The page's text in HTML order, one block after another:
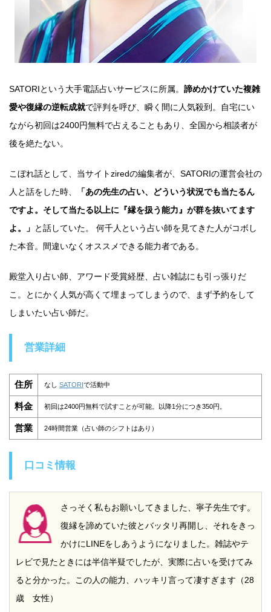
SATORIという大手電話占いサービスに所属。 諦めかけていた複雑
愛や復縁の逆転成就で評判を呼び、瞬く間に人気殺到。自宅にい
ながら初回は2400円無料で占えることもあり、全国から相談者が
後を絶たない。
こぼれ話として、当サイトziredの編集者が、SATORIの運営会社の
人と話をした時、
「あの先生の占い、どういう状況でも当たるん
ですよ。そして当たる以上に『縁を扱う能力』が群を抜いてます
よ。」 と話していた。 何千人という占い師を見てきた人がコボし
た本音。間違いなくオススメできる能力者である。
殿堂入り占い師、アワード受賞経歴、占い雑誌にも引っ張りだ
こ。とにかく人気が高くて埋まってしまうので、まず予約をして
しまいたい占い師だ。
営業詳細
住所 なし SATORI で活動中
料金 初回は2400円無料で試すことが可能。以降1分につき350円。
営業 24時間営業（占い師のシフトはあり）
口コミ情報
さっそく私もお願いしてきました、寧子先生です。
復縁を諦めていた彼とバッタリ再開し、それをきっ
かけにLINEをしあうようになりました。雑誌やテ
レビで見たときには半信半疑でしたが、実際に占いを受けてみ
ると分かった。この人の能力、ハッキリ言って凄すぎます（28
歳 女性）